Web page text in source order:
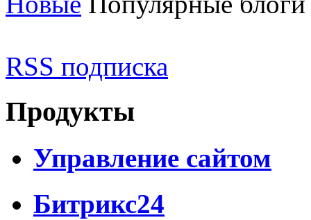
RSS подписка
Продукты
Управление сайтом
Битрикс24